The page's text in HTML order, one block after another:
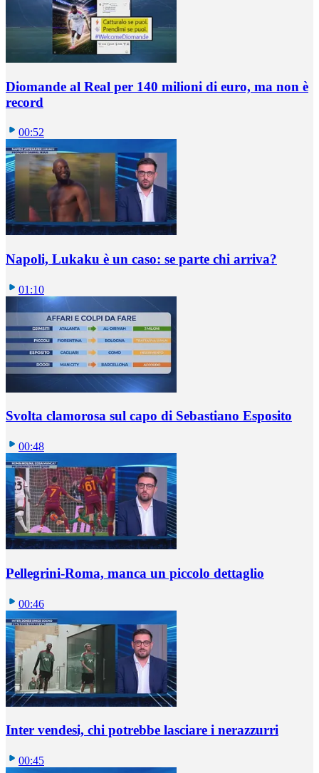
Diomande al Real per 140 milioni di euro, ma non è
record
00:52
Napoli, Lukaku è un caso: se parte chi arriva?
01:10
Svolta clamorosa sul capo di Sebastiano Esposito
00:48
Pellegrini-Roma, manca un piccolo dettaglio
00:46
Inter vendesi, chi potrebbe lasciare i nerazzurri
00:45